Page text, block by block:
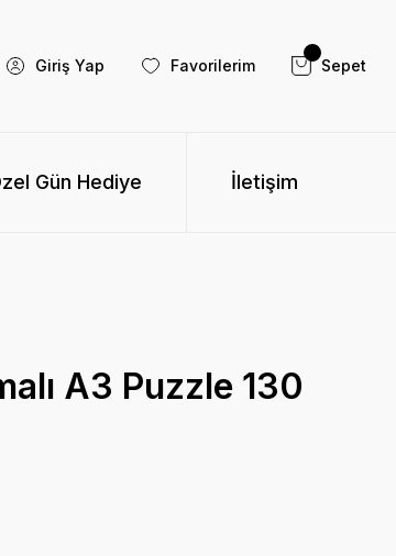
Giriş Yap Favorilerim Sepet
Gün Hediye İletişim
A3 Puzzle 130